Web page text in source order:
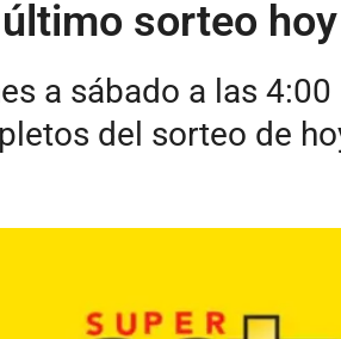
sorteo
a sábado a las
del sorteo de